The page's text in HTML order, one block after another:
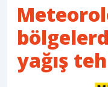
yağış